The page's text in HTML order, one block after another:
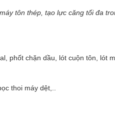
tôn thép, tạo lực căng tối đa
phốt chặn dầu, lót cuộn tôn, lót
thoi máy dệt,..